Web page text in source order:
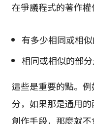
在爭議程式的著作權
有多少相同或相似
相同或相似的部分
這些是重要的點。
分，如果那是通用
創作手段，那麼就不